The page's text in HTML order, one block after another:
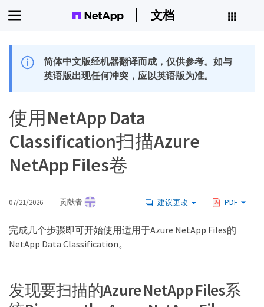
文档
简体中文版经机器翻译而成，仅供参考。如与
英语版出现任何冲突，应以英语版为准。
使用NetApp Data
Classification扫描Azure
NetApp Files卷
07/21/2026 贡献者 建议更改 PDF
完成几个步骤即可开始使用适用于Azure NetApp Files的
NetApp Data Classification。
发现要扫描的Azure NetApp Files系